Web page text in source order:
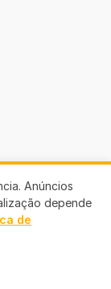
Anúncios
depende
de